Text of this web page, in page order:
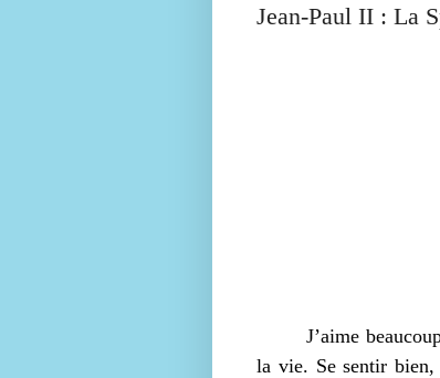
Jean-Paul II : La
J’aime
la vie. Se sentir